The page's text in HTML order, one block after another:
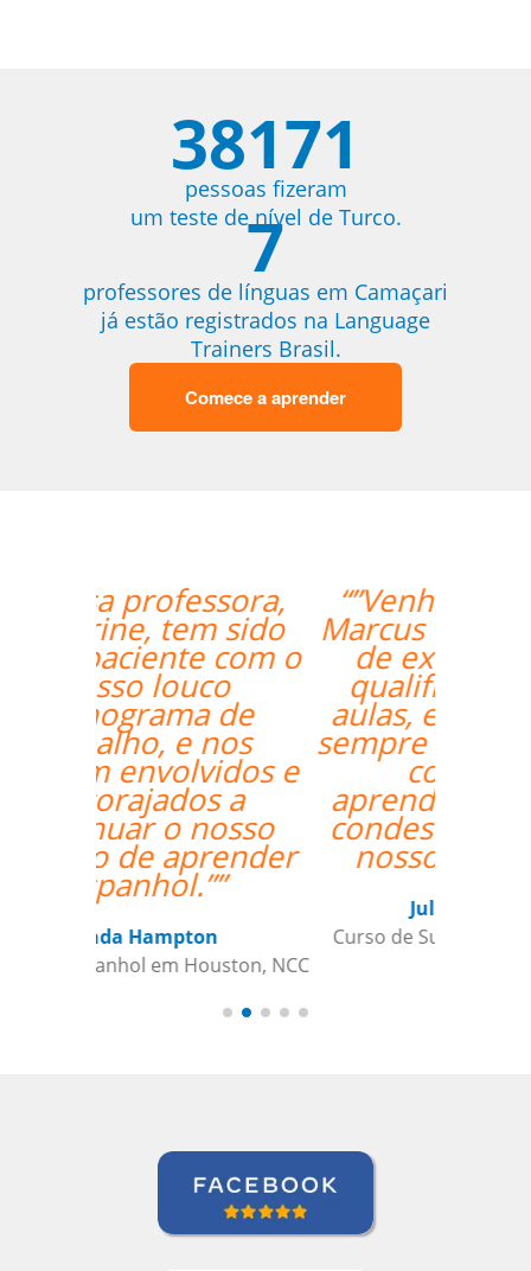
38171
pessoas fizeram
um teste de nível de Turco.
7
professores de línguas em Camaçari
já estão registrados na Language
Trainers Brasil.
Comece a aprender
“”Venho o professor
Marcus da Fonte. Além
de extremamente
qualificado para as
aulas, ele se mostrou
sempre comprometido
com nosso
aprendizado além de
condescendente com
nossos horários.””
Curso de Sueco em Rio de Janeiro